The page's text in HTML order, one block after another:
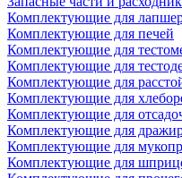
Комплектующие для
Комплектующие для печей
Комплектующие для
Комплектующие для
Комплектующие для
Комплектующие для
Комплектующие для
Комплектующие для
Комплектующие для
Комплектующие для